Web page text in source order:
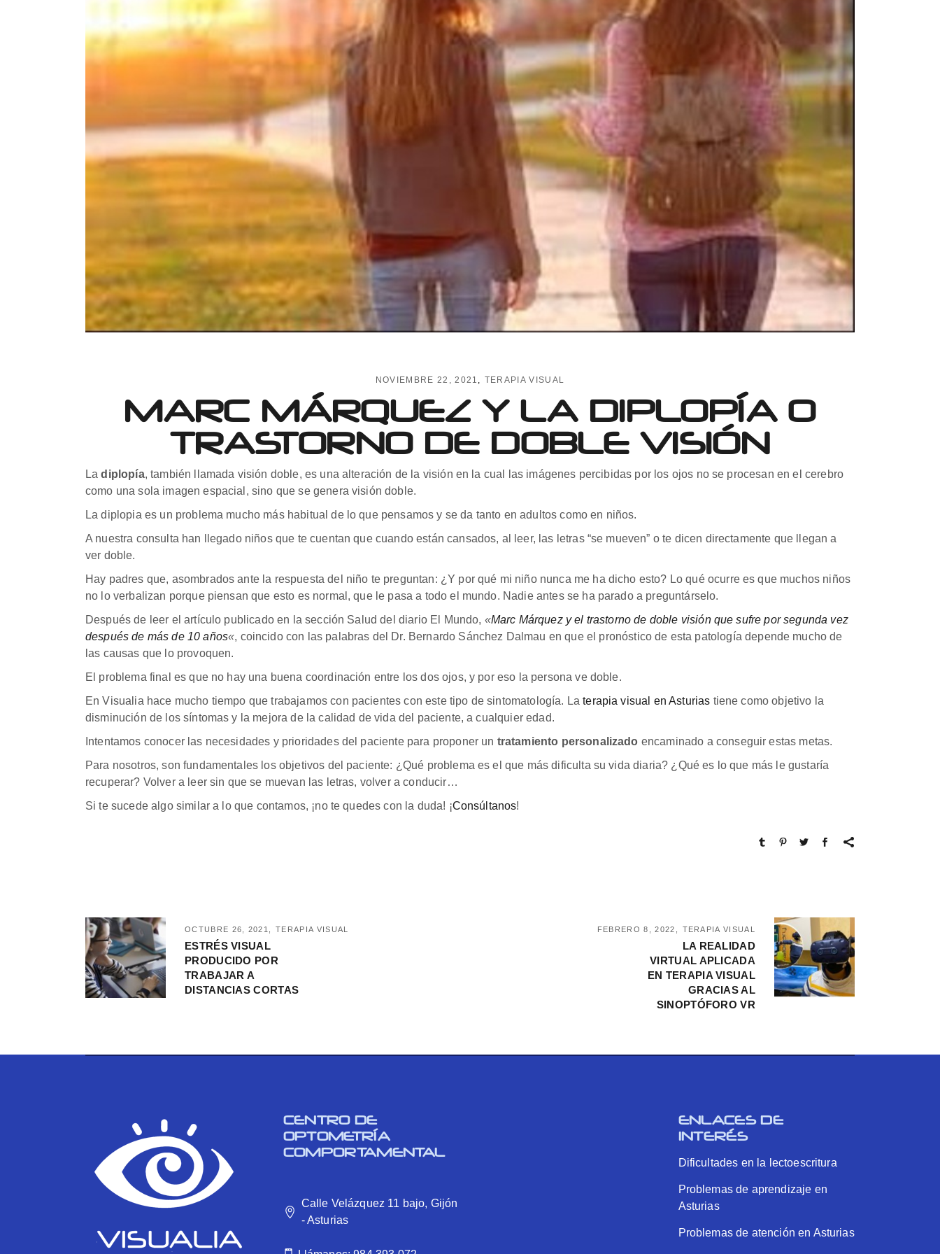
NOVIEMBRE 22, 2021 TERAPIA VISUAL
MARC MÁRQUEZ Y LA DIPLOPÍA O
TRASTORNO DE DOBLE VISIÓN
Ladiplopía, también llamada visión doble, es una alteración de la visión en la cual las imágenes percibidas por los ojos no se procesan en el cerebro
como una sola imagen espacial, sino que se genera visión doble.
La diplopia es un problema mucho más habitual de lo que pensamos y se da tanto en adultos como en niños.
A nuestra consulta han llegado niños que te cuentan que cuando están cansados, al leer, las letras “se mueven” o te dicen directamente que llegan a
ver doble.
Hay padres que, asombrados ante la respuesta del niño te preguntan: ¿Y por qué mi niño nunca me ha dicho esto? Lo qué ocurre es que muchos niños
no lo verbalizan porque piensan que esto es normal, que le pasa a todo el mundo. Nadie antes se ha parado a preguntárselo.
Después de leer el artículo publicado en la sección Salud del diario El Mundo, «Marc Márquez y el trastorno de doble visión que sufre por segunda vez
después de más de 10 años«, coincido con las palabras del Dr. Bernardo Sánchez Dalmau en que el pronóstico de esta patología depende mucho de
las causas que lo provoquen.
El problema final es que no hay una buena coordinación entre los dos ojos, y por eso la persona ve doble.
En Visualia hace mucho tiempo que trabajamos con pacientes con este tipo de sintomatología. Laterapia visual en Asturias tiene como objetivo la
disminución de los síntomas y la mejora de la calidad de vida del paciente, a cualquier edad.
Intentamos conocer las necesidades y prioridades del paciente para proponer un tratamiento personalizado encaminado a conseguir estas metas.
Para nosotros, son fundamentales los objetivos del paciente: ¿Qué problema es el que más dificulta su vida diaria? ¿Qué es lo que más le gustaría
recuperar? Volver a leer sin que se muevan las letras, volver a conducir…
Si te sucede algo similar a lo que contamos, ¡no te quedes con la duda! ¡Consúltanos!
OCTUBRE 26, 2021 TERAPIA VISUAL
ESTRÉS VISUAL
PRODUCIDO POR
TRABAJAR A
DISTANCIAS CORTAS
FEBRERO 8, 2022 TERAPIA VISUAL
LA REALIDAD
VIRTUAL APLICADA
EN TERAPIA VISUAL
GRACIAS AL
SINOPTÓFORO VR
CENTRO DE
OPTOMETRÍA
COMPORTAMENTAL
Calle Velázquez 11 bajo, Gijón
- Asturias
ENLACES DE
INTERÉS
Dificultades en la lectoescritura
Problemas de aprendizaje en
Asturias
Problemas de atención en Asturias